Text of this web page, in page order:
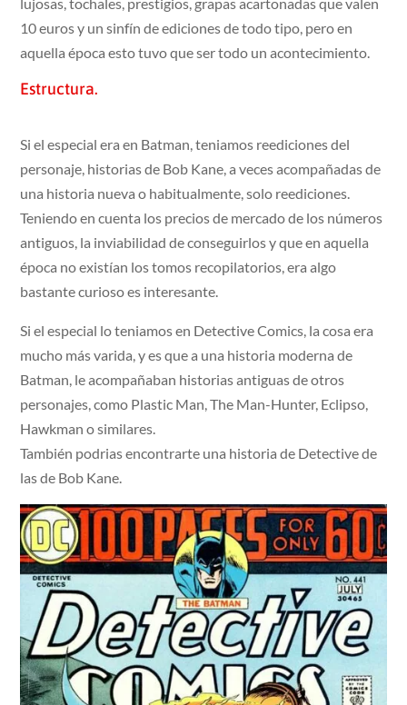
lujosas, tochales, prestigios, grapas acartonadas que valen
10 euros y un sinfín de ediciones de todo tipo, pero en
aquella época esto tuvo que ser todo un acontecimiento.
Estructura.
Si el especial era en Batman, teniamos reediciones del
personaje, historias de Bob Kane, a veces acompañadas de
una historia nueva o habitualmente, solo reediciones.
Teniendo en cuenta los precios de mercado de los números
antiguos, la inviabilidad de conseguirlos y que en aquella
época no existían los tomos recopilatorios, era algo
bastante curioso es interesante.
Si el especial lo teniamos en Detective Comics, la cosa era
mucho más varida, y es que a una historia moderna de
Batman, le acompañaban historias antiguas de otros
personajes, como Plastic Man, The Man-Hunter, Eclipso,
Hawkman o similares.
También podrias encontrarte una historia de Detective de
las de Bob Kane.